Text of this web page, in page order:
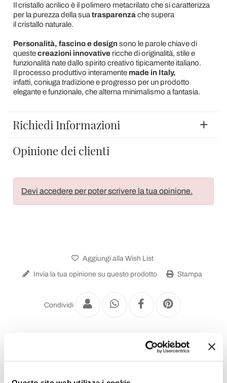
Il cristallo acrilico è il polimero metacrilato che si caratterizza
per la purezza della sua trasparenzache supera
il cristallo naturale.
Personalità, fascino e design sono le parole chiave di
questecreazioni innovativericche di originalità, stile e
funzionalità nate dallo spirito creativo tipicamente italiano.
Il processo produttivo interamente made in Italy,
infatti, coniuga tradizione e progresso per un prodotto
elegante e funzionale, che alterna minimalismo a fantasia.
Richiedi Informazioni
Opinione dei clienti
Devi accedere per poter scrivere la tua opinione.
Aggiungi alla Wish List
Invia la tua opinione su questo prodotto Stampa
Condividi
Appendiabiti da Terra